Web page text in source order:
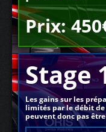
Prix:
Stage
Les gains sur les
limités par le débit de
peuvent donc pas